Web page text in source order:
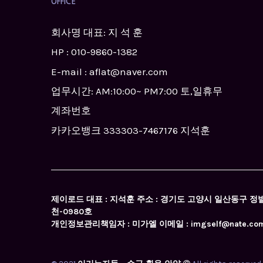
OFFICE
회사명 대표: 지 석 훈
HP : 010-9860-1382
E-mail : aflat@naver.com
업무시간: AM:10:00~ PM7:00 토,일휴무
계좌번호
카카오뱅크 333303-7467176 지석훈
제이로드 대표 : 지석훈 주소 : 경기도 고양시 일산동구
천-0980호
개인정보관리책임자 : 미가엘 이메일 :